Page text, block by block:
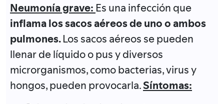
Neumonía grave: Es una infección que
inflama los sacos aéreos de uno o ambos
pulmones.Los sacos aéreos se pueden
llenar de líquido o pus y diversos
microrganismos, como bacterias, virus y
hongos, pueden provocarla.Síntomas: